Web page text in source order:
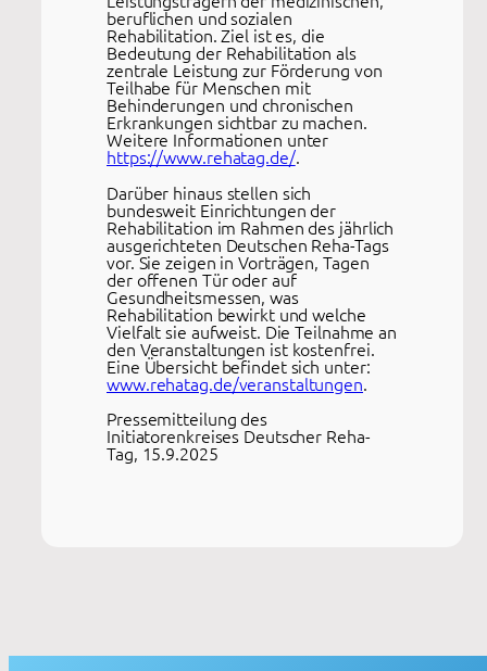
beruflichen und sozialen
Rehabilitation. Ziel ist es, die
Bedeutung der Rehabilitation als
zentrale Leistung zur Förderung von
Teilhabe für Menschen mit
Behinderungen und chronischen
Erkrankungen sichtbar zu machen.
Weitere Informationen unter
https://www.rehatag.de/.
Darüber hinaus stellen sich
bundesweit Einrichtungen der
Rehabilitation im Rahmen des jährlich
ausgerichteten Deutschen Reha-Tags
vor. Sie zeigen in Vorträgen, Tagen
der offenen Tür oder auf
Gesundheitsmessen, was
Rehabilitation bewirkt und welche
Vielfalt sie aufweist. Die Teilnahme an
den Veranstaltungen ist kostenfrei.
Eine Übersicht befindet sich unter:
www.rehatag.de/veranstaltungen.
Pressemitteilung des
Initiatorenkreises Deutscher Reha-
Tag, 15.9.2025